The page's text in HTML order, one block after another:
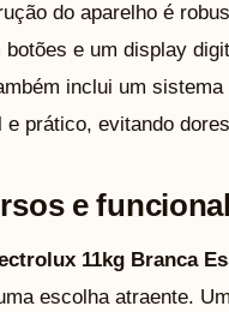
do aparelho é
e um display
inclui um
prático, evitando
e
11kg Branca
escolha atraente.